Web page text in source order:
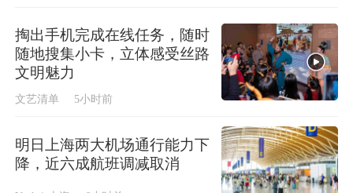
掏出手机完成在线任务，随时
随地搜集小卡，立体感受丝路
文明魅力
文艺清单 5小时前
明日上海两大机场通行能力下
降，近六成航班调减取消